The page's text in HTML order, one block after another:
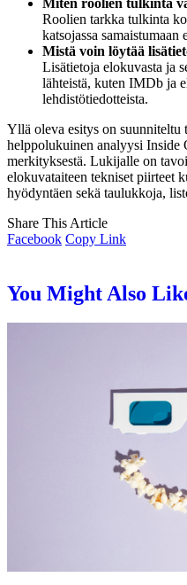
Roolien tarkka tulkinta
katsojassa
Mistä voin löytää
Lisätietoja elokuvasta ja
lähteistä, kuten IMDb ja
lehdistötiedotteista.
Yllä oleva esitys on suunniteltu
helppolukuinen analyysi Inside
merkityksestä. Lukijalle on
elokuvataiteen tekniset piirteet
hyödyntäen sekä taulukkoja,
Share This Article
Facebook Copy Link
You Might Also